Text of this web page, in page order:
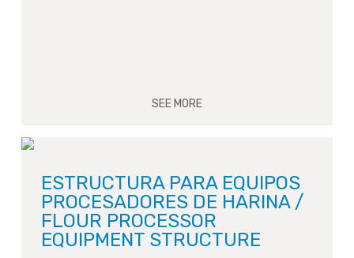
SEE MORE
ESTRUCTURA PARA EQUIPOS
PROCESADORES DE HARINA /
FLOUR PROCESSOR
EQUIPMENT STRUCTURE